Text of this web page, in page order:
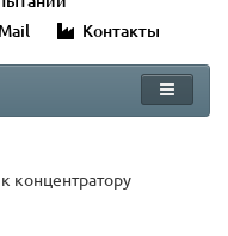
Контакты
концентратору